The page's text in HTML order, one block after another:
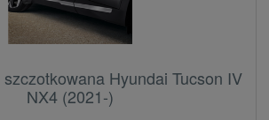
Hyundai Tucson IV
NX4 (2021-)